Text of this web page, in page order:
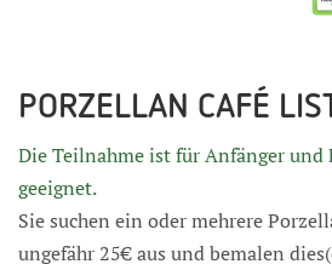
PORZELLAN CAFÉ
Die Teilnahme ist für Anfänger und
geeignet.
Sie suchen ein oder mehrere
ungefähr 25€ aus und bemalen